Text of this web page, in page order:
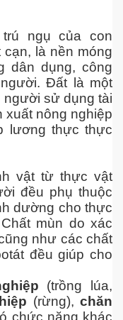
ngụ của con
là nền móng
dân dụng, công
Đất là một
người sử dụng tài
xuất nông nghiệp
lương thực thực
vật từ thực vật
đều phụ thuộc
dường cho thực
mùn do xác
như các chất
đều giúp cho
(trồng lúa,
(rừng),chăn
chức năng khác